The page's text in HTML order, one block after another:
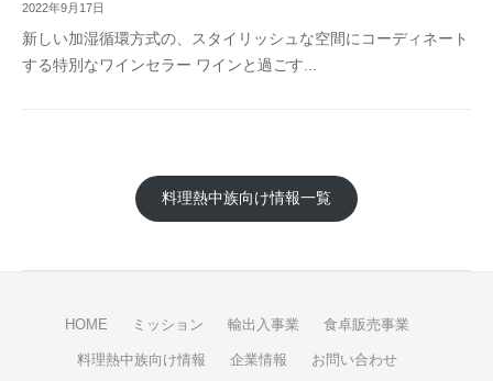
2022年9月17日
新しい加湿循環方式の、スタイリッシュな空間にコーディネート
する特別なワインセラー ワインと過ごす...
料理熱中族向け情報一覧
HOME ミッション 輸出入事業 食卓販売事業
料理熱中族向け情報 企業情報 お問い合わせ